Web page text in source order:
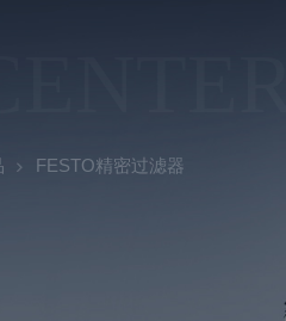
FESTO精密过滤器